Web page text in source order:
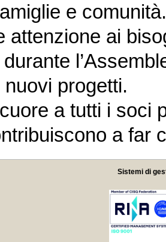
e
attenzione ai
progetti.
a tutti i soci
a far
Sistemi di